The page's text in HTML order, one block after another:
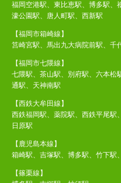
福岡空港駅、東比恵駅、博多駅、
濠公園駅、唐人町駅、西新駅
【福岡市箱崎線】
筥崎宮駅、馬出九大病院前駅、千
【福岡市七隈線】
七隈駅、茶山駅、別府駅、六本松
通駅、天神南駅
【西鉄大牟田線】
西鉄福岡駅、薬院駅、西鉄平尾駅
日原駅
【鹿児島本線】
箱崎駅、吉塚駅、博多駅、竹下駅
【篠栗線】